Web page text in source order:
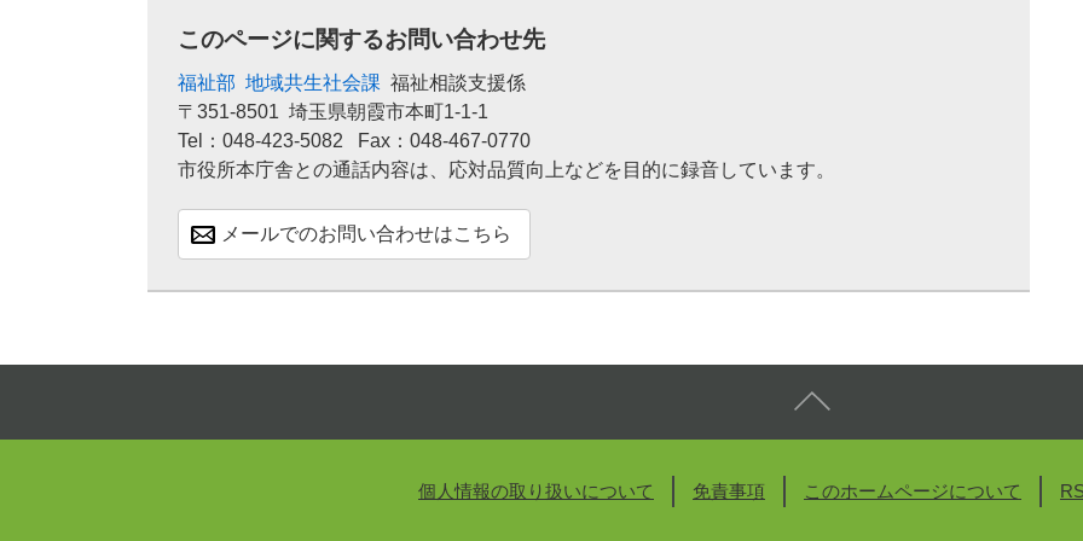
このページに関するお問い合わせ先
福祉部 地域共生社会課 福祉相談支援係
〒351-8501 埼玉県朝霞市本町1-1-1
Tel：048-423-5082
Fax：048-467-0770
市役所本庁舎との通話内容は、応対品質向上などを目的に録音しています。
メールでのお問い合わせはこちら
個人情報の取り扱いについて 免責事項 このホームページについて